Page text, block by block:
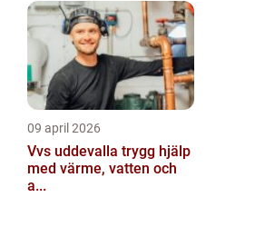
09 april 2026
Vvs uddevalla trygg hjälp
med värme, vatten och
a...